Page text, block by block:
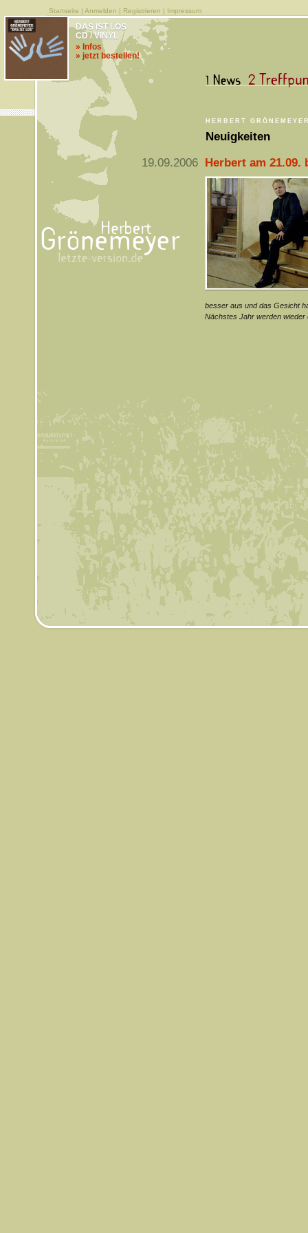
Startseite | Anmelden | Registrieren | Impressum
HERBERT
Neuigkeiten
DAS IST LOS
CD / VINYL
» Infos
» jetzt bestellen!
19.09.2006 Herbert am 21.09.
besser aus und das Gesicht
Nächstes Jahr werden wieder